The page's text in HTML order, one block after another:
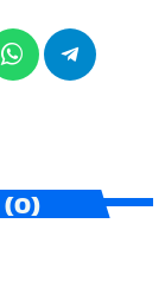
(0)